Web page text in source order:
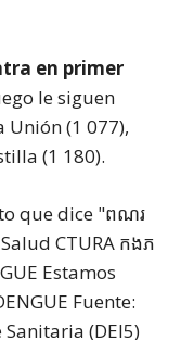
en primer
le siguen
Unión (1 077),
(1 180).